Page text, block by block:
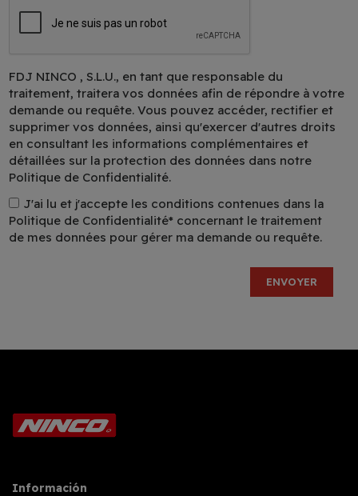
FDJ NINCO , S.L.U., en tant que responsable du
traitement, traitera vos données afin de répondre à votre
demande ou requête. Vous pouvez accéder, rectifier et
supprimer vos données, ainsi qu'exercer d'autres droits
en consultant les informations complémentaires et
détaillées sur la protection des données dans notre
Politique de Confidentialité.
J'ai lu et j'accepte les conditions contenues dans la
Politique de Confidentialité* concernant le traitement
de mes données pour gérer ma demande ou requête.
Información